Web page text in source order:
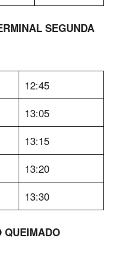
SEGUNDA
12:45
13:05
13:15
13:20
13:30
QUEIMADO